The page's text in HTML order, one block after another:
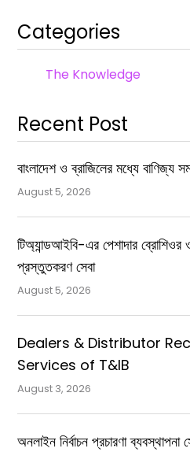
Categories
The Knowledge
Recent Post
বাংলাদেশ ও ব্রাজিলের মধ্যে বাণিজ্য
August 5, 2026
টিঅ্যান্ডআইবি-এর পেশাদার ব্রোশিওর
প্রস্তুতকরণ সেবা
August 5, 2026
Dealers & Distributor
Services of T&IB
August 3, 2026
অনলাইন নির্বাচন প্রচারণা ব্যবস্থাপনা